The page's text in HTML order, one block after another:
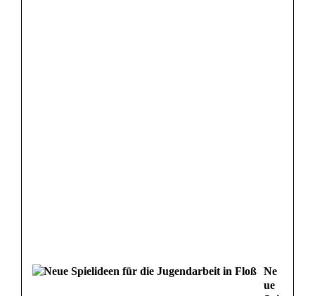
Ne
ue